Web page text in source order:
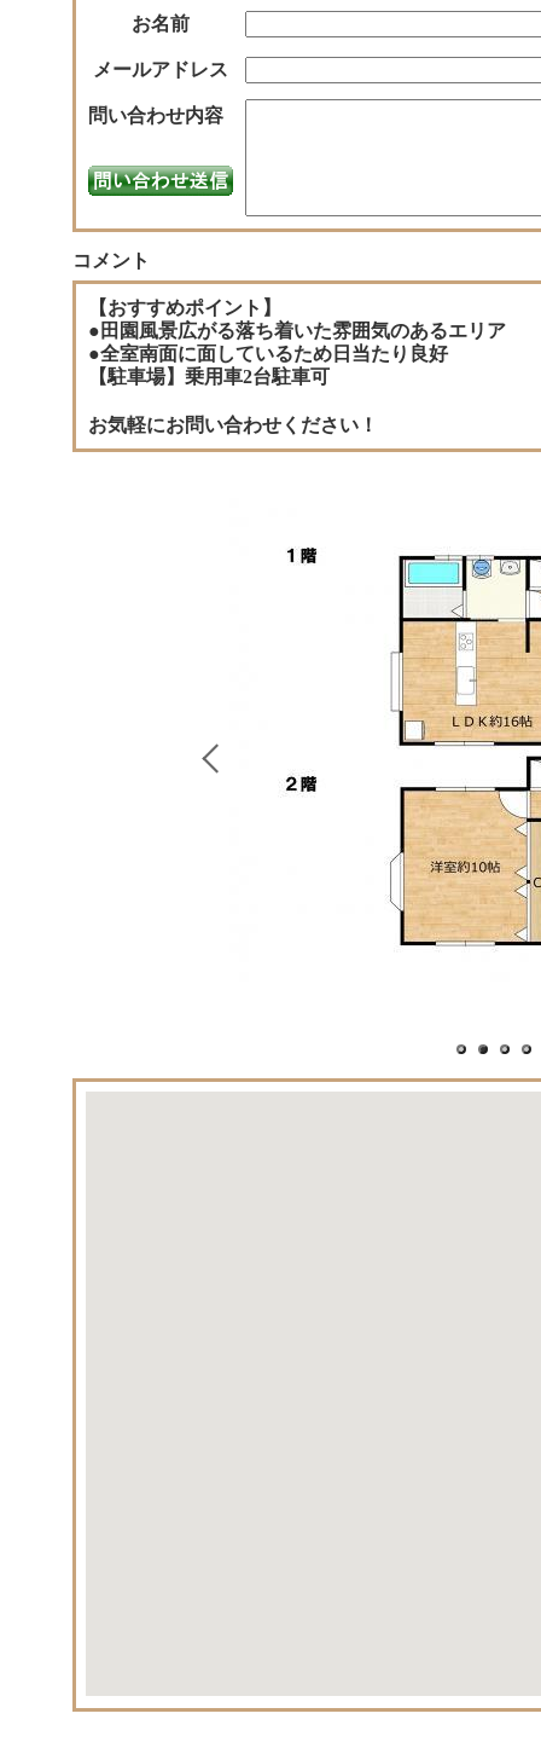
お名前
メールアドレス
問い合わせ内容
コメント
【おすすめポイント】
●田園風景広がる落ち着いた雰囲気のあるエリア
●全室南面に面しているため日当たり良好
【駐車場】乗用車2台駐車可
お気軽にお問い合わせください！
1 2 3 4